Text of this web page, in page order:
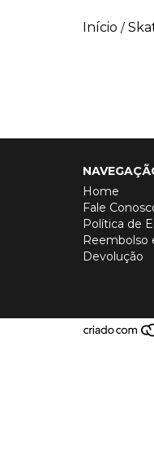
Início /
Home
Fale
Política de
Reembolso
Devolução